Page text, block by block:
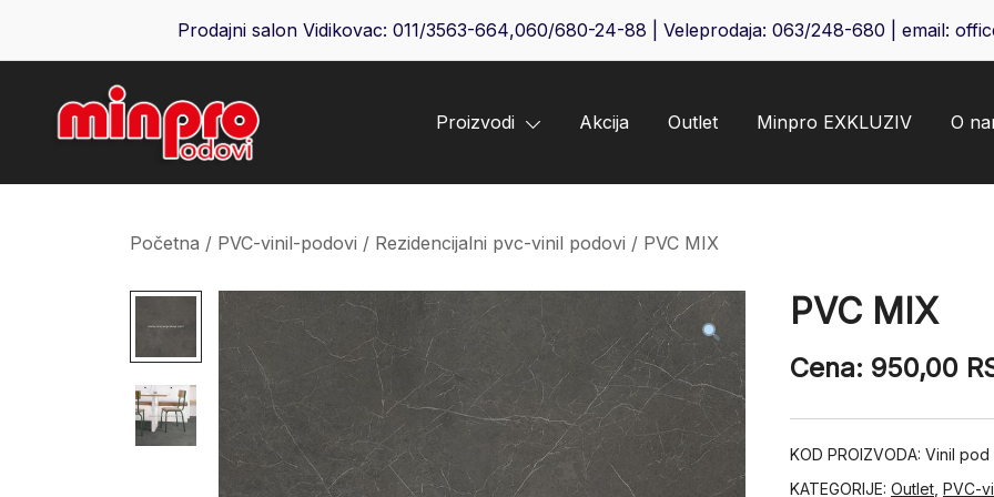
Prodajni salon Vidikovac: 011/3563-664,060/680-24-88 | Veleprodaja: 063/248-680 | email:
Minpro podovi
Proizvodi Akcija Outlet Minpro EXKLUZIV O
Početna / PVC-vinil-podovi / Rezidencijalni pvc-vinil podovi / PVC MIX
PVC MIX
Cena: 950,00
KOD PROIZVODA: Vinil pod
KATEGORIJE: Outlet PVC-